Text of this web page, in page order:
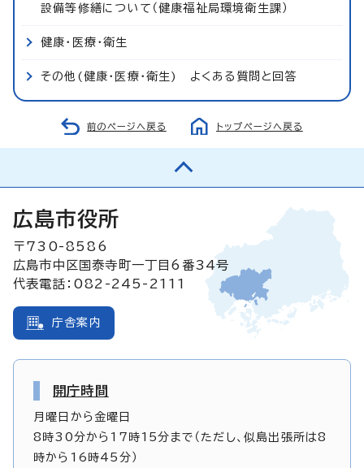
設備等修繕について（健康福祉局環境衛生課）
健康・医療・衛生
その他(健康・医療・衛生) よくある質問と回答
前のページへ戻る トップページへ戻る
広島市役所
〒730-8586
広島市中区国泰寺町一丁目6番34号
代表電話：082-245-2111
庁舎案内
開庁時間
月曜日から金曜日
8時30分から17時15分まで（ただし、似島出張所は8
時から16時45分）